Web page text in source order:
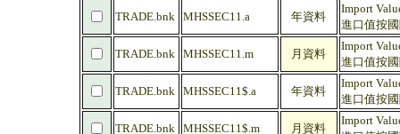
TRADE.bnk MHSSEC11.a 年資料
Import
進口值按
TRADE.bnk MHSSEC11.m 月資料
Import
進口值按
TRADE.bnk MHSSEC11$.a 年資料
Import
進口值按
TRADE.bnk MHSSEC11$.m 月資料
Import